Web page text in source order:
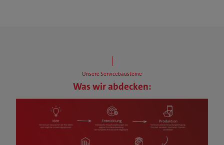
Unsere Servicebausteine
Was wir abdecken: